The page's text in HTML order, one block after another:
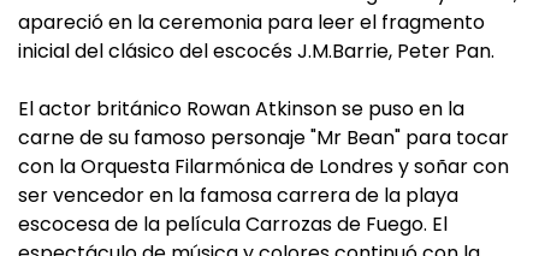
apareció en la ceremonia para leer el fragmento
inicial del clásico del escocés J.M.Barrie, Peter Pan.
El actor británico Rowan Atkinson se puso en la
carne de su famoso personaje "Mr Bean" para tocar
con la Orquesta Filarmónica de Londres y soñar con
ser vencedor en la famosa carrera de la playa
escocesa de la película Carrozas de Fuego. El